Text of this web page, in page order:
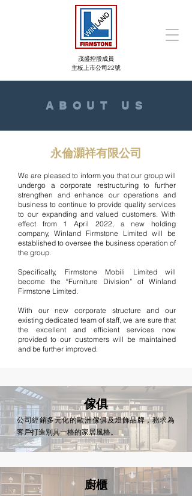
茂盛控股成員
主板上市公司22號
ABOUT US
永倫灝祥有限公司
We are pleased to inform you that our group will
undergo a corporate restructuring to further
strengthen and enhance our operations and
business to continue to provide quality services
to our expanding and valued customers. With
effect from 1 April 2022, a new holding
company, Winland Firmstone Limited will be
established to oversee the business operation of
the group.
Specifically, Firmstone Mobili Limited will
become the “Furniture Division” of Winland
Firmstone Limited.
With our new corporate structure and our
existing dedicated team of staff, we are sure that
the excellent and efficient services now
provided to our customers will be maintained
and be further improved.
傢俱
公司經銷多元化的歐洲傢俱及燈飾品牌，務求為
客戶打造別具一格的家居風格。
廚櫃